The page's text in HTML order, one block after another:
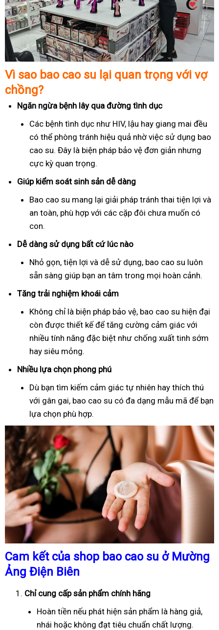
Vì sao bao cao su lại quan trọng với vợ
chồng?
Ngăn ngừa bệnh lây qua đường tình dục
Các bệnh tình dục như HIV, lậu hay giang mai đều
có thể phòng tránh hiệu quả nhờ việc sử dụng bao
cao su. Đây là biện pháp bảo vệ đơn giản nhưng
cực kỳ quan trọng.
Giúp kiểm soát sinh sản dễ dàng
Bao cao su mang lại giải pháp tránh thai tiện lợi và
an toàn, phù hợp với các cặp đôi chưa muốn có
con.
Dễ dàng sử dụng bất cứ lúc nào
Nhỏ gọn, tiện lợi và dễ sử dụng, bao cao su luôn
sẵn sàng giúp bạn an tâm trong mọi hoàn cảnh.
Tăng trải nghiệm khoái cảm
Không chỉ là biện pháp bảo vệ, bao cao su hiện đại
còn được thiết kế để tăng cường cảm giác với
nhiều tính năng đặc biệt như chống xuất tinh sớm
hay siêu mỏng.
Nhiều lựa chọn phong phú
Dù bạn tìm kiếm cảm giác tự nhiên hay thích thú
với gân gai, bao cao su có đa dạng mẫu mã để bạn
lựa chọn phù hợp.
Cam kết của shop bao cao su ở Mường
Ảng Điện Biên
Chỉ cung cấp sản phẩm chính hãng
Hoàn tiền nếu phát hiện sản phẩm là hàng giả,
nhái hoặc không đạt tiêu chuẩn chất lượng.